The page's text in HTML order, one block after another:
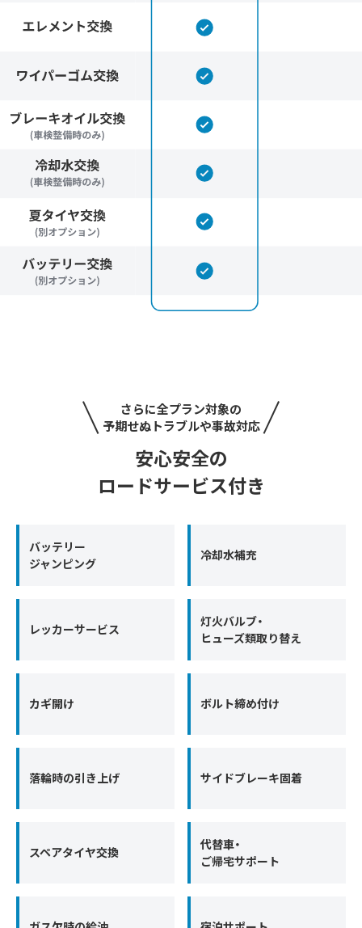
さらに全プラン対象の
予期せぬトラブルや事故対応
安心安全の
ロードサービス付き
バッテリー
ジャンピング
冷却水補充
レッカーサービス
灯火バルブ・
ヒューズ類取り替え
カギ開け ボルト締め付け
落輪時の引き上げ サイドブレーキ固着
スペアタイヤ交換
代替車・
ご帰宅サポート